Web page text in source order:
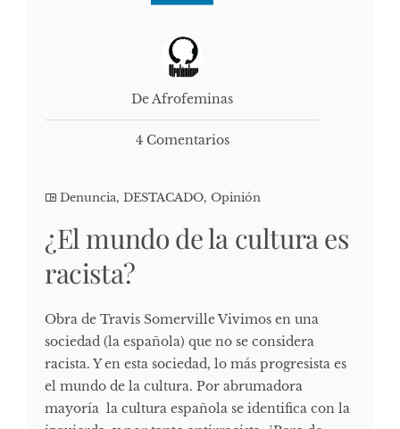
De Afrofeminas
4 Comentarios
Denuncia, DESTACADO, Opinión
¿El mundo de la cultura es
racista?
Obra de Travis Somerville Vivimos en una
sociedad (la española) que no se considera
racista. Y en esta sociedad, lo más progresista es
el mundo de la cultura. Por abrumadora
mayoría la cultura española se identifica con la